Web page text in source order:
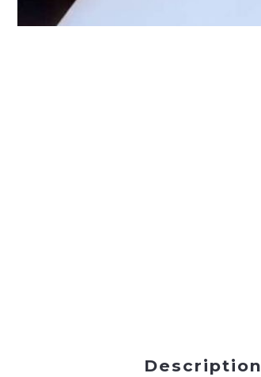
Description